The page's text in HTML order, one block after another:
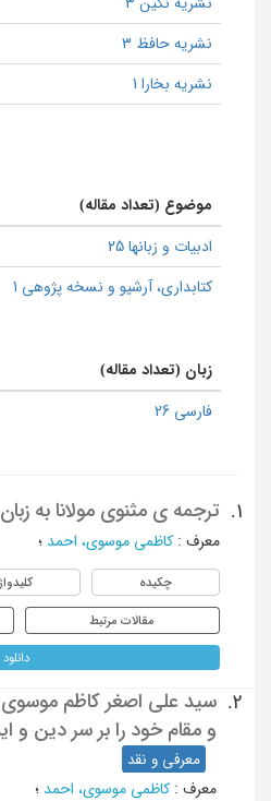
نشریه حافظ 3
نشریه بخارا 1
موضوع (تعداد مقاله)
ادبیات و زبانها 25
كتابداری، آرشیو و نسخه پژوهی 1
زبان (تعداد مقاله)
فارسی 26
1. ترجمه ی مثنوی مولانا به
معرف : کاظمی موسوی، احمد ؛
چکیده
مقالات مرتبط
دانلود
2.
سید علی اصغر کاظم
و مقام خود را بر سر دین و
معرفی و نقد
معرف : کاظمی موسوی، احمد ؛